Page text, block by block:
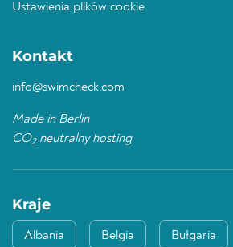
Ustawienia plików cookie
Kontakt
info@swimcheck.com
Made in Berlin
CO2neutralny hosting
Kraje
Albania Belgia Bułgaria